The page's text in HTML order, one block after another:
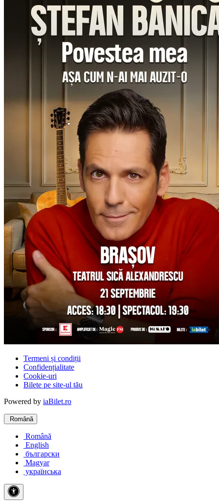
Termeni și condiții
Confidențialitate
Cookie-uri
Bilete pe site-ul tău
Powered by iaBilet.ro
Română
Română
English
български
Magyar
українська